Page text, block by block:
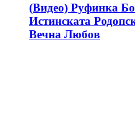
(Видео) Руфинка
Истинската
Вечна Любов